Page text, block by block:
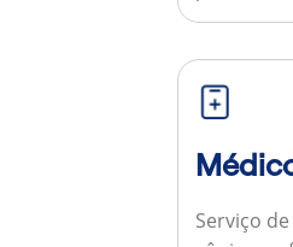
Serviço